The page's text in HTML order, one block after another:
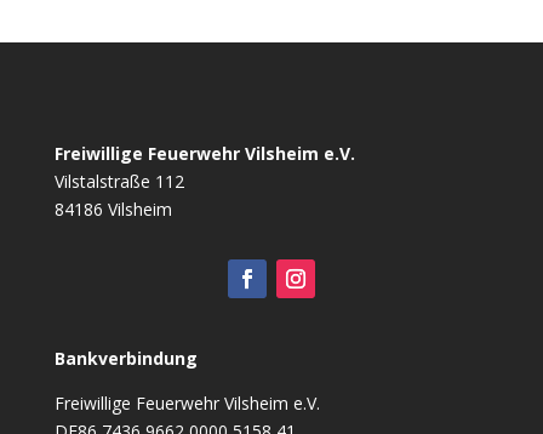
Freiwillige Feuerwehr Vilsheim e.V.
Vilstalstraße 112
84186 Vilsheim
Bankverbindung
Freiwillige Feuerwehr Vilsheim e.V.